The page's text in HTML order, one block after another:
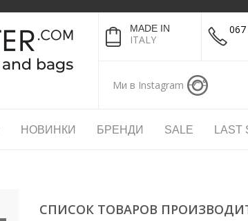
MADE IN
ITALY
Ми в Instagram
НОВИНКИ БРЕНДИ SALE LAST
СПИСОК ТОВАРОВ